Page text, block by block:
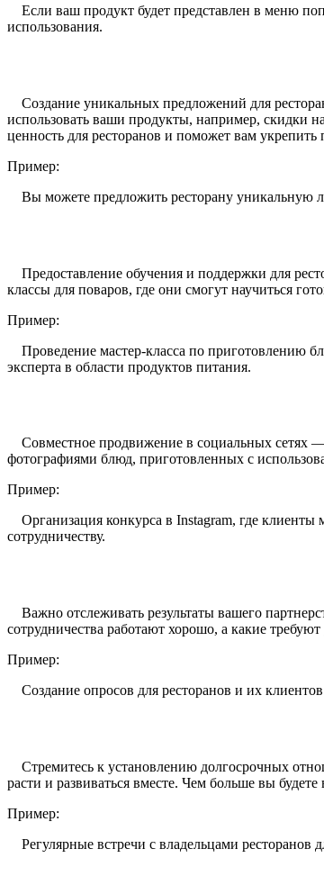
Если ваш продукт будет представлен в меню
использования.
Создание уникальных предложений для
использовать ваши продукты, например, скидки
ценность для ресторанов и поможет вам укрепить
Пример:
Вы можете предложить ресторану уникальную
Предоставление обучения и поддержки для
классы для поваров, где они смогут научиться
Пример:
Проведение мастер-класса по приготовлению
эксперта в области продуктов питания.
Совместное продвижение в социальных сетях —
фотографиями блюд, приготовленных с
Пример:
Организация конкурса в Instagram, где
сотрудничеству.
Важно отслеживать результаты вашего
сотрудничества работают хорошо, а какие
Пример:
Создание опросов для ресторанов и их
Стремитесь к установлению долгосрочных
расти и развиваться вместе. Чем больше вы
Пример:
Регулярные встречи с владельцами ресторанов